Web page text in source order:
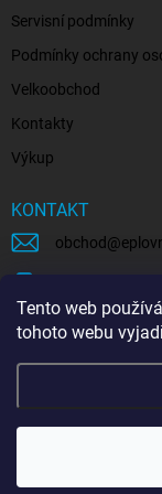
Tento web
tohoto webu
Servisní podmínky
Podmínky ochrany
Velkoobchod
Kontakty
Výkup
KONTAKT
obchod @
eplovna.cz